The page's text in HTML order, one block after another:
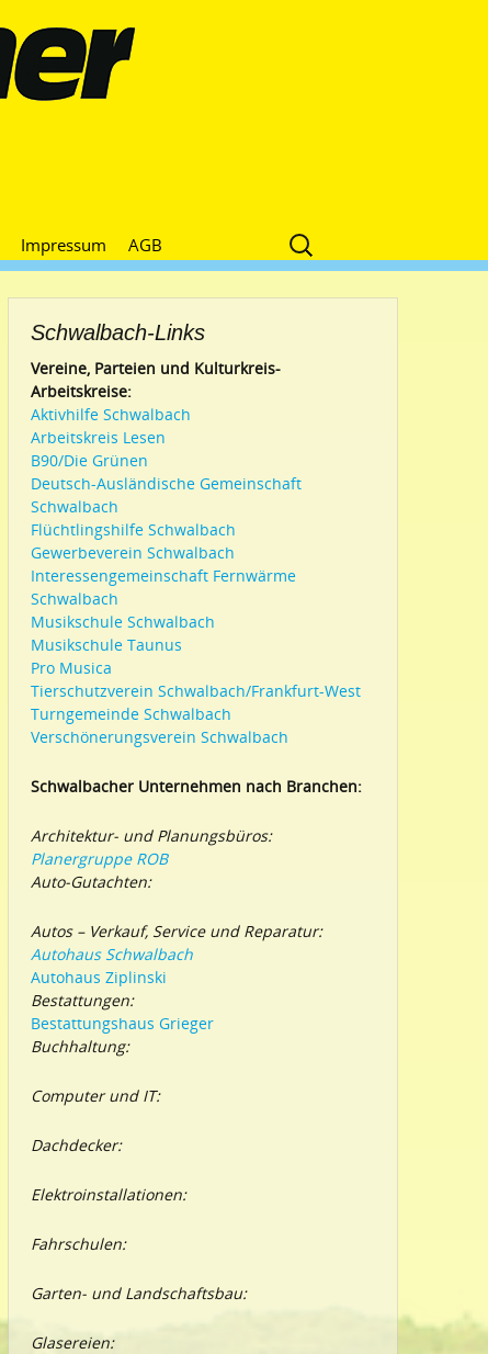
Impressum AGB
Suche
nach:
Schwalbach-Links
Vereine, Parteien und Kulturkreis-
Arbeitskreise:
Aktivhilfe Schwalbach
Arbeitskreis Lesen
B90/Die Grünen
Deutsch-Ausländische Gemeinschaft
Schwalbach
Flüchtlingshilfe Schwalbach
Gewerbeverein Schwalbach
Interessengemeinschaft Fernwärme
Schwalbach
Musikschule Schwalbach
Musikschule Taunus
Pro Musica
Tierschutzverein Schwalbach/Frankfurt-West
Turngemeinde Schwalbach
Verschönerungsverein Schwalbach
Schwalbacher Unternehmen nach Branchen:
Architektur- und Planungsbüros:
Planergruppe ROB
Auto-Gutachten:
Autos – Verkauf, Service und Reparatur:
Autohaus Schwalbach
Autohaus Ziplinski
Bestattungen:
Bestattungshaus Grieger
Buchhaltung:
Computer und IT:
Dachdecker:
Elektroinstallationen:
Fahrschulen:
Garten- und Landschaftsbau:
Glasereien: